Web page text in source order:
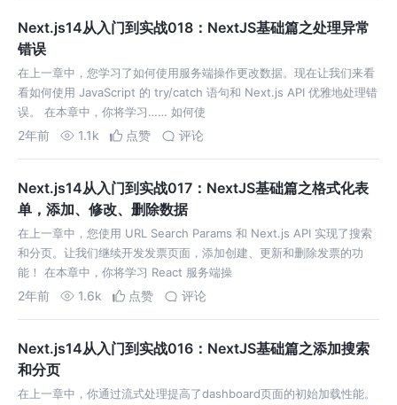
Next.js14从入门到实战018：NextJS基础篇之处理异常
错误
在上一章中，您学习了如何使用服务端操作更改数据。现在让我们来看
看如何使用 JavaScript 的 try/catch 语句和 Next.js API 优雅地处理错
误。 在本章中，你将学习…… 如何使
2年前 1.1k 点赞 评论
Next.js14从入门到实战017：NextJS基础篇之格式化表
单，添加、修改、删除数据
在上一章中，您使用 URL Search Params 和 Next.js API 实现了搜索
和分页。让我们继续开发发票页面，添加创建、更新和删除发票的功
能！ 在本章中，你将学习 React 服务端操
2年前 1.6k 点赞 评论
Next.js14从入门到实战016：NextJS基础篇之添加搜索
和分页
在上一章中，你通过流式处理提高了dashboard页面的初始加载性能。